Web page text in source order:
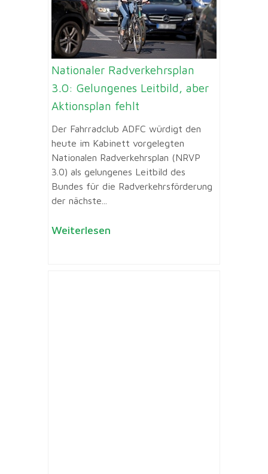
Nationaler Radverkehrsplan
3.0: Gelungenes Leitbild, aber
Aktionsplan fehlt
Der Fahrradclub ADFC würdigt den
heute im Kabinett vorgelegten
Nationalen Radverkehrsplan (NRVP
3.0) als gelungenes Leitbild des
Bundes für die Radverkehrsförderung
der nächste...
Weiterlesen